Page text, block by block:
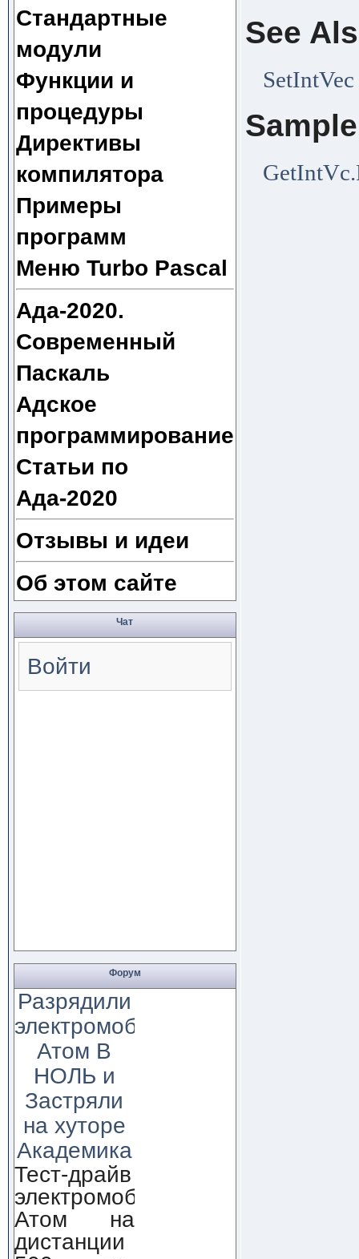
Стандартные
модули
Функции и
процедуры
Директивы
компилятора
Примеры
программ
Меню Turbo Pascal
Ада-2020.
Современный
Паскаль
Адское
программирование
Статьи по
Ада-2020
Отзывы и идеи
Об этом сайте
Чат
Войти
Форум
Разрядили
электромобиль
Атом В
НОЛЬ и
Застряли
на хуторе
Академика
Тест-драйв
электромобиля
Атом на
дистанции
See
SetIntVec